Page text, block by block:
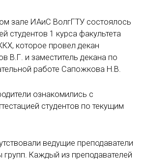
зале ИАиС ВолгГТУ состоялось
студентов 1 курса факультета
которое провел декан
В.Г. и заместитель декана по
работе Сапожкова Н.В.
ознакомились с
студентов по текущим
ведущие преподаватели
групп. Каждый из преподавателей